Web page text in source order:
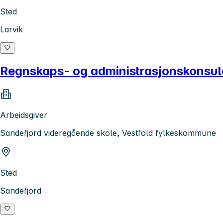
Sted
Larvik
Regnskaps- og
Arbeidsgiver
Sandefjord videregående skole, Vestfold fylkeskommune
Sted
Sandefjord